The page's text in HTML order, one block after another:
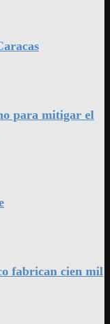
para mitigar el
fabrican cien mil